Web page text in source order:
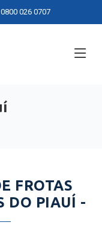
0800 026 0707
FROTAS
DO PIAUÍ -